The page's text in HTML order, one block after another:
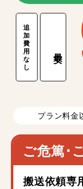
追
加
費
用
な
し
プラン料金
ご危篤･
搬送依頼専